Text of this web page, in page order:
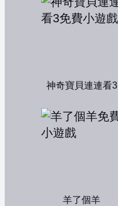
神奇寶貝連連看3
羊了個羊